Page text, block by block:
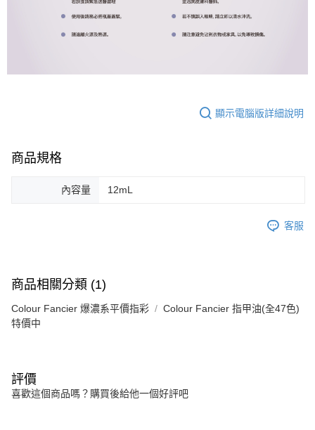
顯示電腦版詳細說明
商品規格
內容量 12mL
客服
商品相關分類 (1)
Colour Fancier 爆濃系平價指彩
Colour Fancier 指甲油(全47色)
特價中
評價
喜歡這個商品嗎？購買後給他一個好評吧